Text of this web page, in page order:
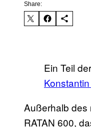
Share:
Ein Teil
Außerhalb des
RATAN 600,